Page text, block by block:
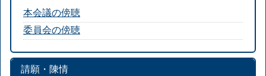
本会議の傍聴
委員会の傍聴
請願・陳情